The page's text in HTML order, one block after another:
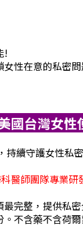
!
性在意的私密
國台灣女性
持續守護女性私
醫師團隊專業
完整，提供私
不含藥不含荷